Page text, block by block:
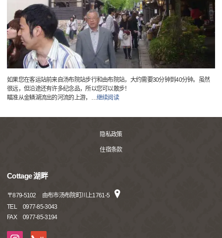
如果您在客运站前来自汤布院站步行和由布院站，大约需要30分钟到40分钟。虽然
很远，但沿途还有许多纪念品，所以您可以散步！
瞄准从金鳞湖流出的河流的上游，
…继续阅读
隐私政策
住宿条款
Cottage 湖畔
〒879-5102
由布市汤布院町川上1761-5
TEL
0977-85-3043
FAX
0977-85-3194